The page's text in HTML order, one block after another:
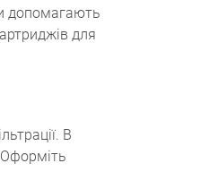
допомагають
для
В